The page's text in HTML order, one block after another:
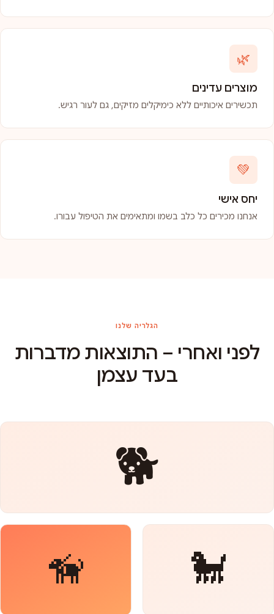
🌿
מוצרים עדינים
תכשירים איכותיים ללא כימיקלים מזיקים, גם לעור רגיש.
💚
יחס אישי
אנחנו מכירים כל כלב בשמו ומתאימים את הטיפול עבורו.
הגלריה שלנו
לפני ואחרי – התוצאות מדברות
בעד עצמן
🐕
🐩
🦮